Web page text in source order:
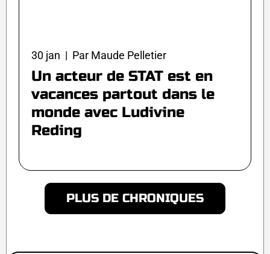
30 jan | Par Maude Pelletier
Un acteur de STAT est en
vacances partout dans le
monde avec Ludivine
Reding
PLUS DE CHRONIQUES